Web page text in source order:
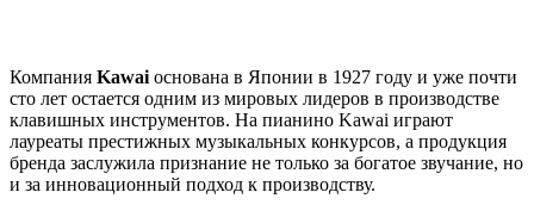
Компания Kawai основана в Японии в 1927 году и уже почти
сто лет остается одним из мировых лидеров в производстве
клавишных инструментов. На пианино Kawai играют
лауреаты престижных музыкальных конкурсов, а продукция
бренда заслужила признание не только за богатое звучание, но
и за инновационный подход к производству.